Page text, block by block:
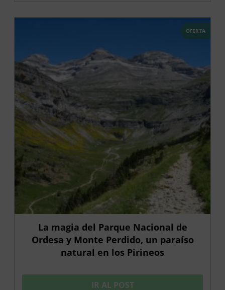
OFERTA
La magia del Parque Nacional de
Ordesa y Monte Perdido, un paraíso
natural en los Pirineos
IR AL POST